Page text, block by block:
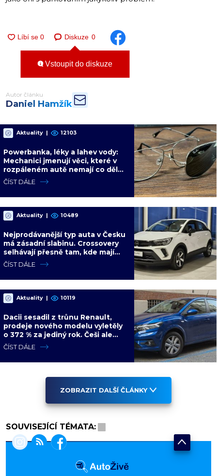
Diskuze 0
Vstoupit do diskuze
Autor článku
Daniel Hamžík
Aktuality | 12103
Powerbanka, léky a lahev vody:
Mechanici jmenují věci, které v
rozpáleném autě nemají co dělat.
Hrozí i požár
ČÍST DÁLE
Aktuality | 10489
Nejprodávanější typ auta v Česku
má zásadní slabinu. Crossovery
selhávají přesně tam, kde mají
být nejsilnější
ČÍST DÁLE
Aktuality | 10119
Dacii sesadil z trůnu Renault,
prodeje nového modelu vyletěly
o 372 % za jediný rok. Češi ale
jedou svojí pohádku
ČÍST DÁLE
ZOBRAZIT DALŠÍ ČLÁNKY
SOUVISEJÍCÍ TÉMATA: